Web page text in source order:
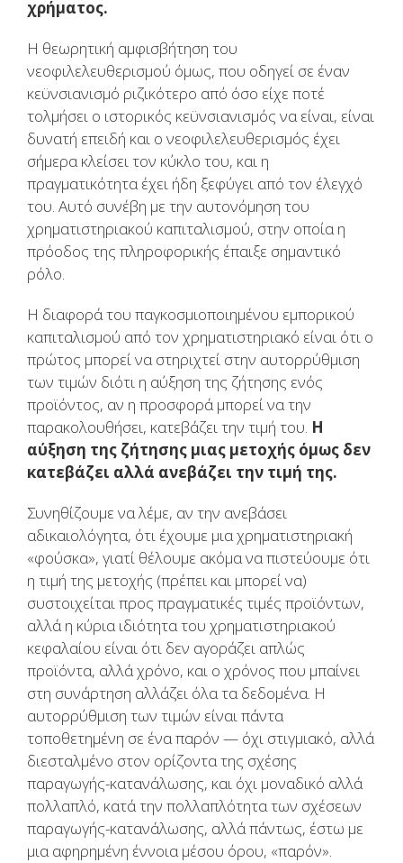
χρήματος.
Η θεωρητική αμφισβήτηση του
νεοφιλελευθερισμού όμως, που οδηγεί σε έναν
κεϋνσιανισμό ριζικότερο από όσο είχε ποτέ
τολμήσει ο ιστορικός κεϋνσιανισμός να είναι, είναι
δυνατή επειδή και ο νεοφιλελευθερισμός έχει
σήμερα κλείσει τον κύκλο του, και η
πραγματικότητα έχει ήδη ξεφύγει από τον έλεγχό
του. Αυτό συνέβη με την αυτονόμηση του
χρηματιστηριακού καπιταλισμού, στην οποία η
πρόοδος της πληροφορικής έπαιξε σημαντικό
ρόλο.
Η διαφορά του παγκοσμιοποιημένου εμπορικού
καπιταλισμού από τον χρηματιστηριακό είναι ότι ο
πρώτος μπορεί να στηριχτεί στην αυτορρύθμιση
των τιμών διότι η αύξηση της ζήτησης ενός
προϊόντος, αν η προσφορά μπορεί να την
παρακολουθήσει, κατεβάζει την τιμή του. Η
αύξηση της ζήτησης μιας μετοχής όμως δεν
κατεβάζει αλλά ανεβάζει την τιμή της.
Συνηθίζουμε να λέμε, αν την ανεβάσει
αδικαιολόγητα, ότι έχουμε μια χρηματιστηριακή
«φούσκα», γιατί θέλουμε ακόμα να πιστεύουμε ότι
η τιμή της μετοχής (πρέπει και μπορεί να)
συστοιχείται προς πραγματικές τιμές προϊόντων,
αλλά η κύρια ιδιότητα του χρηματιστηριακού
κεφαλαίου είναι ότι δεν αγοράζει απλώς
προϊόντα, αλλά χρόνο, και ο χρόνος που μπαίνει
στη συνάρτηση αλλάζει όλα τα δεδομένα. Η
αυτορρύθμιση των τιμών είναι πάντα
τοποθετημένη σε ένα παρόν — όχι στιγμιακό, αλλά
διεσταλμένο στον ορίζοντα της σχέσης
παραγωγής-κατανάλωσης, και όχι μοναδικό αλλά
πολλαπλό, κατά την πολλαπλότητα των σχέσεων
παραγωγής-κατανάλωσης, αλλά πάντως, έστω με
μια αφηρημένη έννοια μέσου όρου, «παρόν».